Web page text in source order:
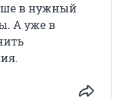
в нужный
А уже в